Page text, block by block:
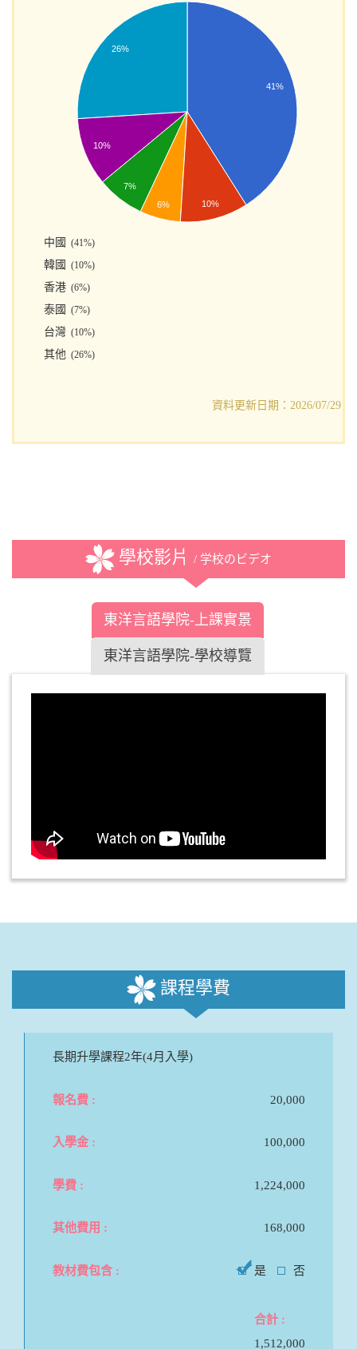
41%
26%
10%
7%
6%
10%
中國 (41%)
韓國 (10%)
香港 (6%)
泰國 (7%)
台灣 (10%)
其他 (26%)
資料更新日期：2026/07/29
學校影片 / 学校のビデオ
東洋言語學院-上課實景
東洋言語學院-學校導覽
課程學費
長期升學課程2年(4月入學)
20,000
100,000
1,224,000
168,000
是 否
1,512,000